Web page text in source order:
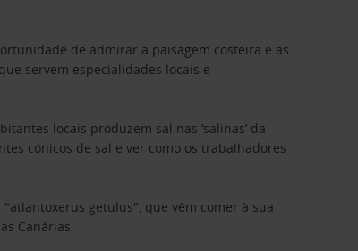
de admirar a paisagem costeira e as
servem especialidades locais e
locais produzem sal nas ‘salinas’ da
cónicos de sal e ver como os trabalhadores
getulus", que vêm comer à sua
Canárias.